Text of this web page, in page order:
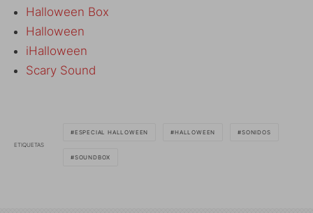
Halloween Box
Halloween
iHalloween
Scary Sound
ETIQUETAS
ESPECIAL HALLOWEEN HALLOWEEN SONIDOS
SOUNDBOX